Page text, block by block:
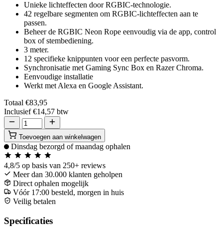
Unieke lichteffecten door RGBIC-technologie.
42 regelbare segmenten om RGBIC-lichteffecten aan te
passen.
Beheer de RGBIC Neon Rope eenvoudig via de app, control
box of stembediening.
3 meter.
12 specifieke knippunten voor een perfecte pasvorm.
Synchronisatie met Gaming Sync Box en Razer Chroma.
Eenvoudige installatie
Werkt met Alexa en Google Assistant.
Totaal €83,95
Inclusief€14,57 btw
Toevoegen aan winkelwagen
Dinsdag bezorgd of maandag ophalen
4,8/5 op basis van 250+ reviews
Meer dan 30.000 klanten geholpen
Direct ophalen mogelijk
Vóór 17:00 besteld, morgen in huis
Veilig betalen
Specificaties